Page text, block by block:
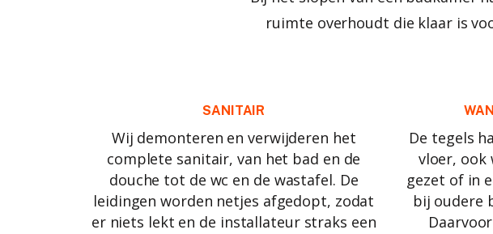
ruimte overhoudt die klaar is
SANITAIR
Wij demonteren en verwijderen het
complete sanitair, van het bad en de
douche tot de wc en de wastafel. De
leidingen worden netjes afgedopt, zodat
er niets lekt en de installateur straks een
De tegels
vloer, ook
gezet of in
bij oudere